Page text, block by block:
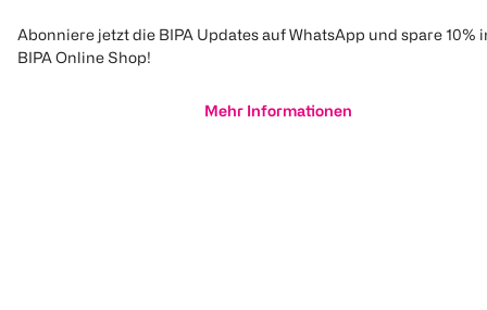
Abonniere jetzt die BIPA Updates auf WhatsApp und spare 10%
BIPA Online Shop!
Mehr Informationen